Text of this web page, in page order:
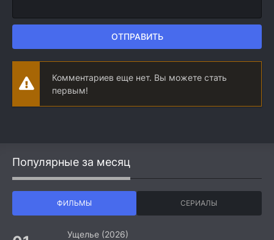
ОТПРАВИТЬ
Комментариев еще нет. Вы можете стать
первым!
Популярные за месяц
ФИЛЬМЫ СЕРИАЛЫ
Ущелье (2026)